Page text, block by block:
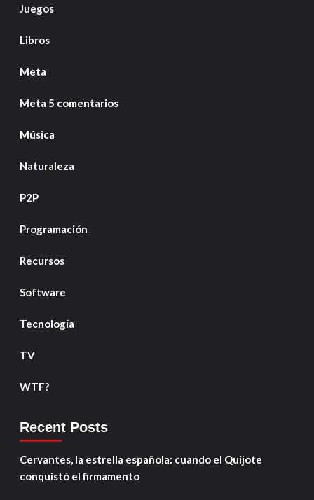
Juegos
Libros
Meta
Meta 5 comentarios
Música
Naturaleza
P2P
Programación
Recursos
Software
Tecnología
TV
WTF?
Recent Posts
Cervantes, la estrella española: cuando el Quijote
conquistó el firmamento